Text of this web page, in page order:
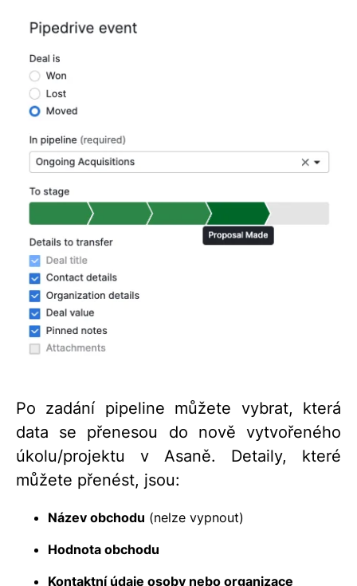
Po zadání pipeline můžete vybrat, která
data se přenesou do nově vytvořeného
úkolu/projektu v Asaně. Detaily, které
můžete přenést, jsou:
Název obchodu (nelze vypnout)
Hodnota obchodu
Kontaktní údaje osoby nebo organizace